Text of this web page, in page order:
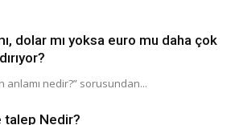
dolar mı yoksa euro mu daha çok
anlamı nedir?” sorusundan...
talep Nedir?